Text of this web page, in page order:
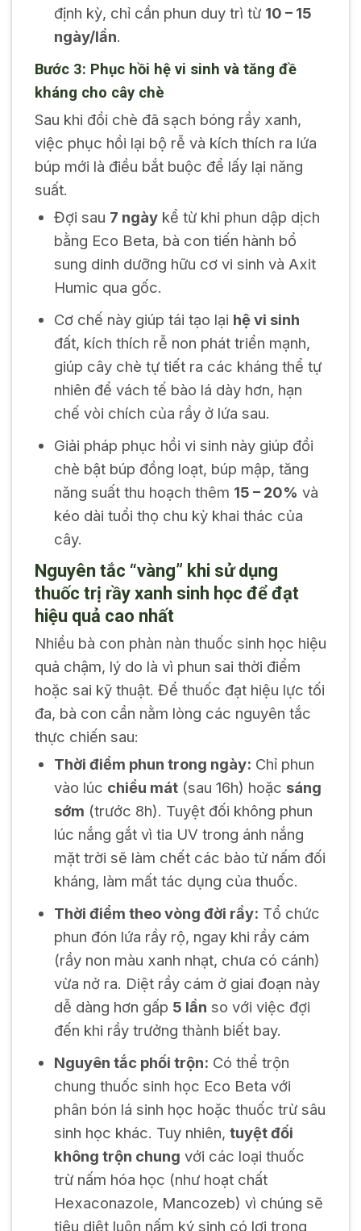
định kỳ, chỉ cần phun duy trì từ 10 – 15
ngày/lần.
Bước 3: Phục hồi hệ vi sinh và tăng đề
kháng cho cây chè
Sau khi đồi chè đã sạch bóng rầy xanh,
việc phục hồi lại bộ rễ và kích thích ra lứa
búp mới là điều bắt buộc để lấy lại năng
suất.
Đợi sau 7 ngàykể từ khi phun dập dịch
bằng Eco Beta, bà con tiến hành bổ
sung dinh dưỡng hữu cơ vi sinh và Axit
Humic qua gốc.
Cơ chế này giúp tái tạo lại hệ vi sinh
đất, kích thích rễ non phát triển mạnh,
giúp cây chè tự tiết ra các kháng thể tự
nhiên để vách tế bào lá dày hơn, hạn
chế vòi chích của rầy ở lứa sau.
Giải pháp phục hồi vi sinh này giúp đồi
chè bật búp đồng loạt, búp mập, tăng
năng suất thu hoạch thêm 15 – 20% và
kéo dài tuổi thọ chu kỳ khai thác của
cây.
Nguyên tắc “vàng” khi sử dụng
thuốc trị rầy xanh sinh học để đạt
hiệu quả cao nhất
Nhiều bà con phàn nàn thuốc sinh học hiệu
quả chậm, lý do là vì phun sai thời điểm
hoặc sai kỹ thuật. Để thuốc đạt hiệu lực tối
đa, bà con cần nằm lòng các nguyên tắc
thực chiến sau:
Thời điểm phun trong ngày: Chỉ phun
vào lúc chiều mát(sau 16h) hoặc sáng
sớm (trước 8h). Tuyệt đối không phun
lúc nắng gắt vì tia UV trong ánh nắng
mặt trời sẽ làm chết các bào tử nấm đối
kháng, làm mất tác dụng của thuốc.
Thời điểm theo vòng đời rầy: Tổ chức
phun đón lứa rầy rộ, ngay khi rầy cám
(rầy non màu xanh nhạt, chưa có cánh)
vừa nở ra. Diệt rầy cám ở giai đoạn này
dễ dàng hơn gấp 5 lần so với việc đợi
đến khi rầy trưởng thành biết bay.
Nguyên tắc phối trộn: Có thể trộn
chung thuốc sinh học Eco Beta với
phân bón lá sinh học hoặc thuốc trừ sâu
sinh học khác. Tuy nhiên, tuyệt đối
không trộn chung với các loại thuốc
trừ nấm hóa học (như hoạt chất
Hexaconazole, Mancozeb) vì chúng sẽ
tiêu diệt luôn nấm ký sinh có lợi trong